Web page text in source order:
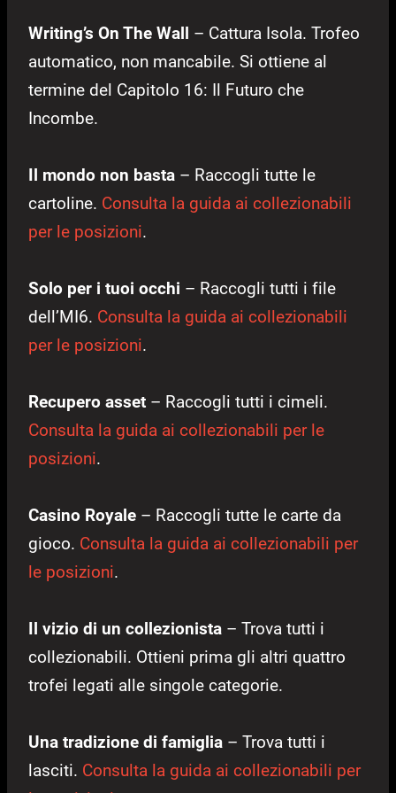
Writing’s On The Wall – Cattura Isola. Trofeo
automatico, non mancabile. Si ottiene al
termine del Capitolo 16: Il Futuro che
Incombe.
Il mondo non basta – Raccogli tutte le
cartoline. Consulta la guida ai collezionabili
per le posizioni.
Solo per i tuoi occhi – Raccogli tutti i file
dell’MI6. Consulta la guida ai collezionabili
per le posizioni.
Recupero asset – Raccogli tutti i cimeli.
Consulta la guida ai collezionabili per le
posizioni.
Casino Royale – Raccogli tutte le carte da
gioco. Consulta la guida ai collezionabili per
le posizioni.
Il vizio di un collezionista – Trova tutti i
collezionabili. Ottieni prima gli altri quattro
trofei legati alle singole categorie.
Una tradizione di famiglia – Trova tutti i
lasciti. Consulta la guida ai collezionabili per